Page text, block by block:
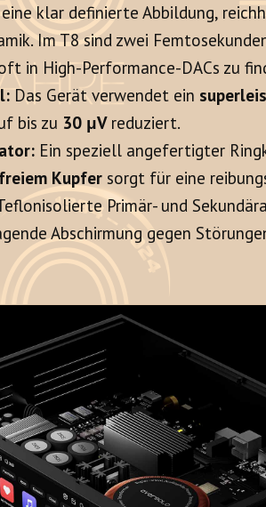
klar definierte Abbildung,
Im T8 sind zwei
in High-Performance-DACs zu
Das Gerät verwendet ein
bis zu 30 μVreduziert.
Ein speziell angefertigter
Kupfer sorgt für eine
Primär- und
Abschirmung gegen